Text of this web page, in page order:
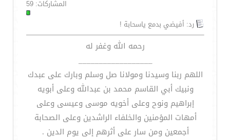
المشاركات: 59
رد: أفيضي بدمع ياسحابة !
رحمه الله وغفر له
__________________
اللهم ربنا وسيدنا ومولانا صل وسلم وبارك على عبدك
ونبيك أبي القاسم محمد بن عبدالله وعلى أبويه
إبراهيم ونوح وعلى أخويه موسى وعيسى وعلى
أمهات المؤمنين والخلفاء الراشدين وعلى الصحابة
أجمعين ومن سار على أثرهم إلى يوم الدين .